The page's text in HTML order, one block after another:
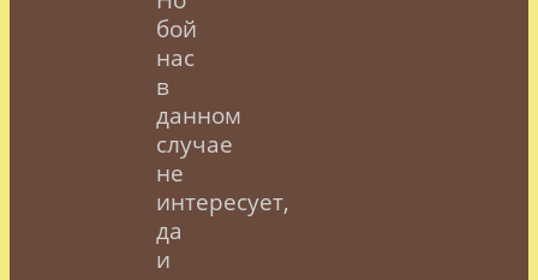
бой
нас
в
данном
случае
не
интересует,
да
и